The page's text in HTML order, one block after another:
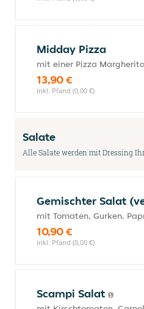
Midday Pizza
mit einer Pizza
13,90 €
inkl. Pfand (0,00 €)
Salate
Alle Salate werden mit Dressing
Gemischter Salat
mit Tomaten, Gurken,
10,90 €
inkl. Pfand (0,00 €)
Scampi Salat